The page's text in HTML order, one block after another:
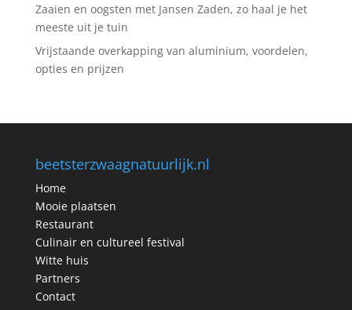
Zaaien en oogsten met Jansen Zaden, zo haal je het
meeste uit je tuin
Vrijstaande overkapping van aluminium, voordelen,
opties en prijzen
beetsterzwaagnatuurlijk.nl
Home
Mooie plaatsen
Restaurant
Culinair en cultureel festival
Witte huis
Partners
Contact